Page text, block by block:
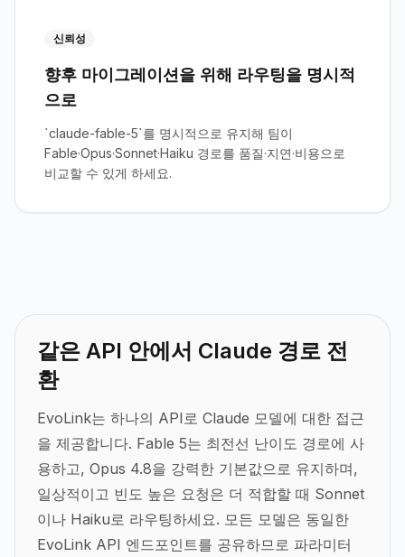
신뢰성
향후 마이그레이션을 위해 라우팅을 명시적
으로
`claude-fable-5`를 명시적으로 유지해 팀이
Fable·Opus·Sonnet·Haiku 경로를 품질·지연·비용으로
비교할 수 있게 하세요.
같은 API 안에서 Claude 경로 전
환
EvoLink는 하나의 API로 Claude 모델에 대한 접근
을 제공합니다. Fable 5는 최전선 난이도 경로에 사
용하고, Opus 4.8을 강력한 기본값으로 유지하며,
일상적이고 빈도 높은 요청은 더 적합할 때 Sonnet
이나 Haiku로 라우팅하세요. 모든 모델은 동일한
EvoLink API 엔드포인트를 공유하므로 파라미터